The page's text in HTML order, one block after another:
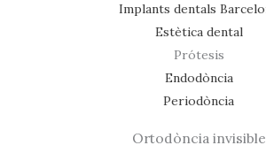
Implants dentals
Estètica dental
Prótesis
Endodòncia
Periodòncia
Ortodòncia invisible